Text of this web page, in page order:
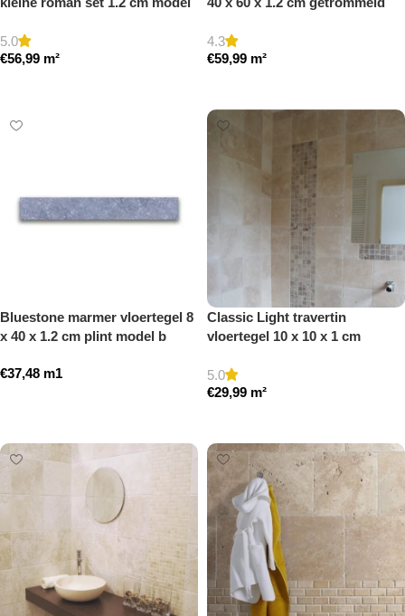
5.0
€56,99 m²
4.3
€59,99 m²
Bluestone marmer vloertegel 8
x 40 x 1.2 cm plint model b
€37,48 m1
Classic Light travertin
vloertegel 10 x 10 x 1 cm
5.0
€29,99 m²